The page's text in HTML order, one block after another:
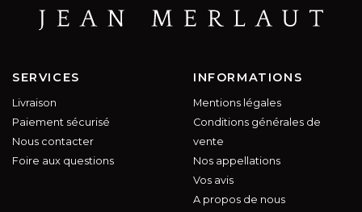
SERVICES
Livraison
Paiement sécurisé
Nous contacter
Foire aux questions
INFORMATIONS
Mentions légales
Conditions générales de
vente
Nos appellations
Vos avis
A propos de nous